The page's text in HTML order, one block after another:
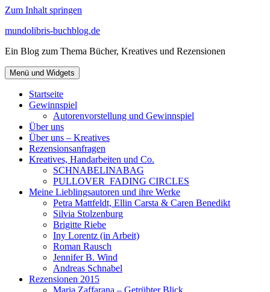
Zum Inhalt springen
mundolibris-buchblog.de
Ein Blog zum Thema Bücher, Kreatives und Rezensionen
Menü und Widgets
Startseite
Gewinnspiel
Autorenvorstellung und Gewinnspiel
Über uns
Über uns – Kreatives
Rezensionsanfragen
Kreatives, Handarbeiten und Co.
SCHNABELINABAG
PULLOVER FADING CIRCLES
Meine Lieblingsautoren und ihre Werke
Petra Mattfeldt, Ellin Carsta & Caren Benedikt
Silvia Stolzenburg
Brigitte Riebe
Iny Lorentz (in Arbeit)
Roman Rausch
Jennifer B. Wind
Andreas Schnabel
Rezensionen 2015
Maria Zaffarana – Getrübter Blick